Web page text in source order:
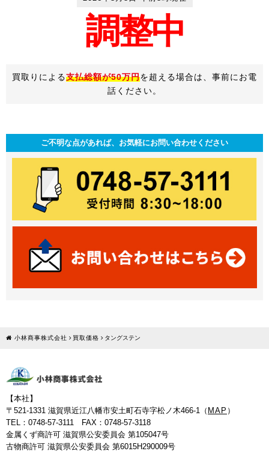
調整中
買取りによる支払総額が50万円を超える場合は、事前にお電
話ください。
ご不明な点があれば、お気軽にお問い合わせください
小林商事株式会社 買取価格 タングステン
【本社】
〒521-1331 滋賀県近江八幡市安土町石寺字松ノ木466-1（ MAP ）
TEL：0748-57-3111 FAX：0748-57-3118
金属くず商許可 滋賀県公安委員会 第105047号
古物商許可 滋賀県公安委員会 第6015H290009号